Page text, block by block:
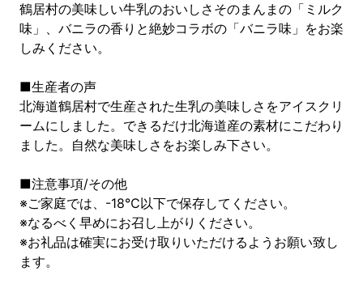
鶴居村の美味しい牛乳のおいしさそのまんまの「ミルク
味」、バニラの香りと絶妙コラボの「バニラ味」をお楽
しみください。
■生産者の声
北海道鶴居村で生産された生乳の美味しさをアイスクリ
ームにしました。できるだけ北海道産の素材にこだわり
ました。自然な美味しさをお楽しみ下さい。
■注意事項/その他
※ご家庭では、-18℃以下で保存してください。
※なるべく早めにお召し上がりください。
※お礼品は確実にお受け取りいただけるようお願い致し
ます。